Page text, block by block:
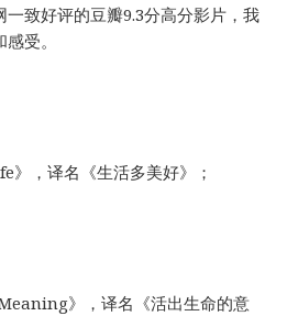
致好评的豆瓣9.3分高分影片，我
受。
》，译名《生活多美好》；
》，译名《活出生命的意